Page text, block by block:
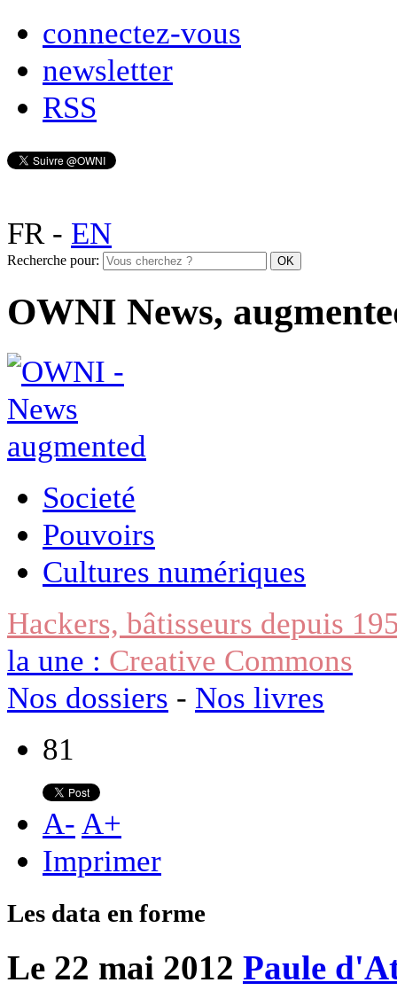
connectez-vous
newsletter
RSS
FR- EN
Recherche pour:
OWNI News,
Societé
Pouvoirs
Cultures numériques
Hackers, bâtisseurs depuis
la une : Creative Commons
Nos dossiers - Nos livres
81
A- A+
Imprimer
Les data en forme
Le 22 mai 2012 Paule